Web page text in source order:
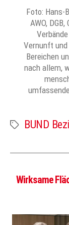
Foto: Hans-
AWO,
Vernunft und
Bereichen
nach allem,
Schlagwörter
BUND
Wirksame